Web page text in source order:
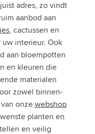
adres, zo vindt
aanbod aan
, cactussen en
interieur. Ook
aan bloempotten
en kleuren die
materialen
zowel binnen-
onzewebshop
planten en
en veilig